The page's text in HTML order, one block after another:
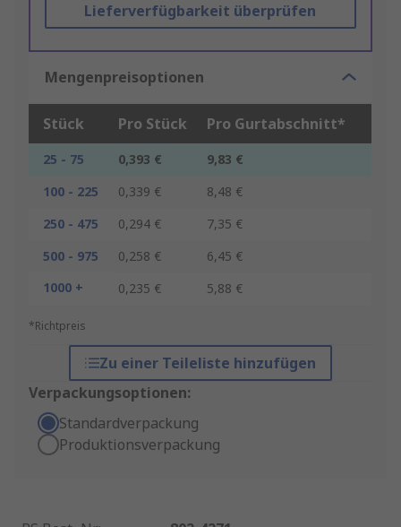
Lieferverfügbarkeit überprüfen
Mengenpreisoptionen
Stück Pro Stück Pro Gurtabschnitt*
25 - 75 0,393 €
9,83 €
100 - 225
0,339 €
8,48 €
250 - 475
0,294 €
7,35 €
500 - 975
0,258 €
6,45 €
1000 +
0,235 € 5,88 €
*Richtpreis
Zu einer Teileliste hinzufügen
Verpackungsoptionen:
Standardverpackung
Produktionsverpackung